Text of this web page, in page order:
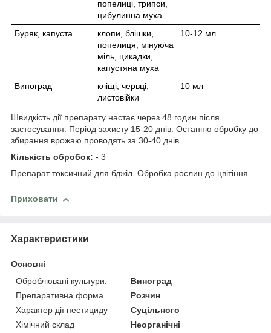
попелиці, трипси,
цибулинна муха
Буряк, капуста
клопи, блішки,
попелиця, мінуюча
міль, цикадки,
капустяна муха
10-12 мл
Виноград
кліщі, червці,
листовійки
10 мл
Швидкість дії препарату настає через 48 годин після
застосування. Період захисту 15-20 днів. Останню обробку до
збирання врожаю проводять за 30-40 днів.
Кількість обробок: - 3
Препарат токсичний для бджіл. Обробка рослин до цвітіння.
Приховати
Характеристики
Основні
Оброблювані культури.
Виноград
Препаративна форма
Розчин
Характер дії пестициду
Суцільного
Хімічний склад
Неорганічні